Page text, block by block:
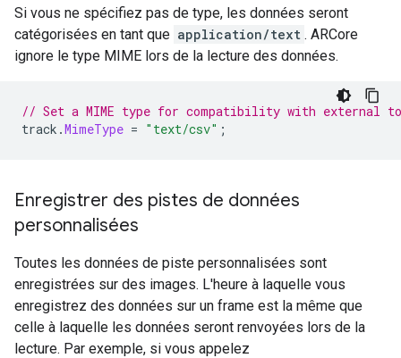
Si vous ne spécifiez pas de type, les données seront
catégorisées en tant que application/text . ARCore
ignore le type MIME lors de la lecture des données.
// Set a MIME type for compatibility with external
track .MimeType = "text/csv" ;
Enregistrer des pistes de données
personnalisées
Toutes les données de piste personnalisées sont
enregistrées sur des images. L'heure à laquelle vous
enregistrez des données sur un frame est la même que
celle à laquelle les données seront renvoyées lors de la
lecture. Par exemple, si vous appelez